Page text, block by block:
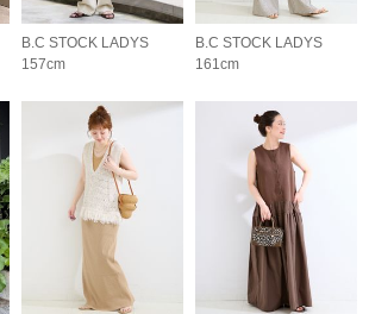
B.C STOCK LADYS
157cm
B.C STOCK LADYS
161cm